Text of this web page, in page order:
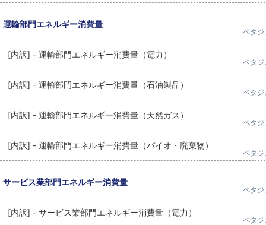
運輸部門エネルギー消費量
ペタジ
[内訳] - 運輸部門エネルギー消費量（電力）
ペタジ
[内訳] - 運輸部門エネルギー消費量（石油製品）
ペタジ
[内訳] - 運輸部門エネルギー消費量（天然ガス）
ペタジ
[内訳] - 運輸部門エネルギー消費量（バイオ・廃棄物）
ペタジ
サービス業部門エネルギー消費量
ペタジ
[内訳] - サービス業部門エネルギー消費量（電力）
ペタジ